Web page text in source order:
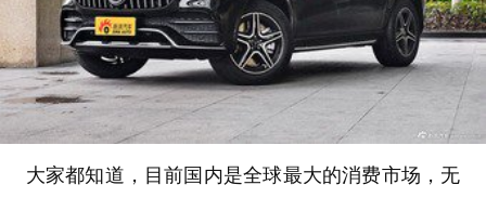
大家都知道，目前国内是全球最大的消费市场，无